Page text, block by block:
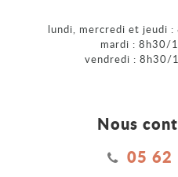
lundi, mercredi et jeudi
mardi : 8h30/
vendredi : 8h30/
Nous
05 62